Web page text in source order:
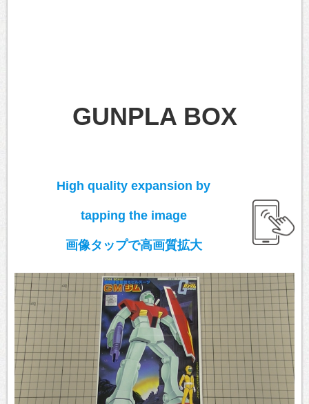
GUNPLA BOX
High quality expansion by
tapping the image
画像タップで高画質拡大